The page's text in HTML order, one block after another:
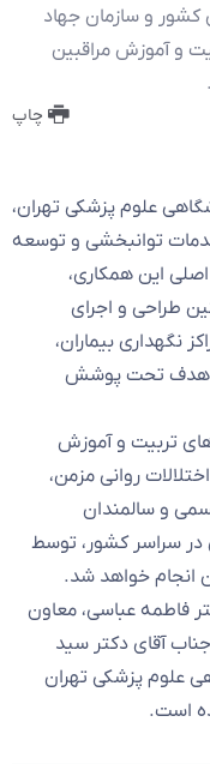
کشور و سازمان جهاد
و آموزش مراقبین
چاپ
علوم پزشکی تهران،
توانبخشی و توسعه
این همکاری،
طراحی و اجرای
نگهداری بیماران،
هدف تحت پوشش
تربیت و آموزش
روانی مزمن،
و سالمندان
سراسر کشور، توسط
انجام خواهد شد.
فاطمه عباسی، معاون
آقای دکتر سید
علوم پزشکی تهران
است.